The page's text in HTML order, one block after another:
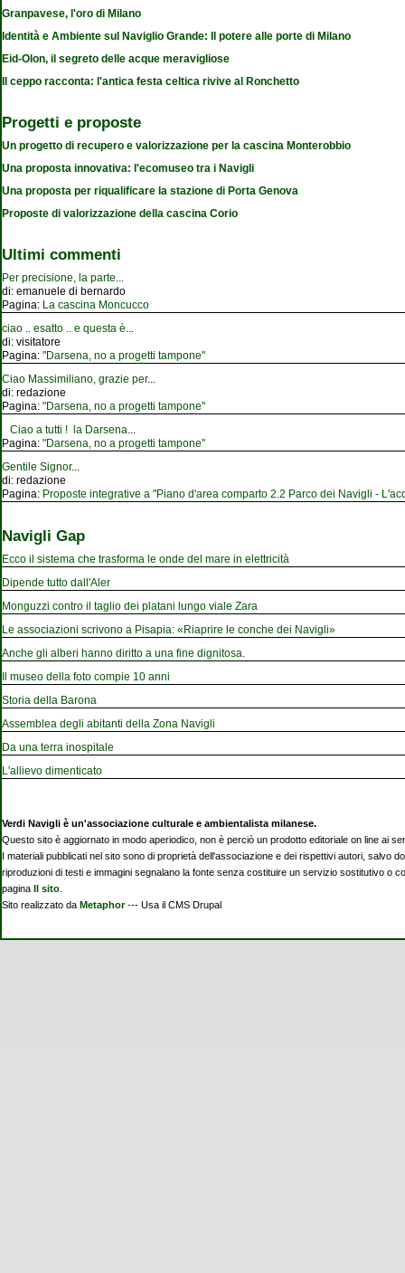
Granpavese, l'oro di Milano
Identità e Ambiente sul Naviglio Grande: Il potere alle porte di Milano
Eid-Olon, il segreto delle acque meravigliose
Il ceppo racconta: l'antica festa celtica rivive al Ronchetto
Progetti e proposte
Un progetto di recupero e valorizzazione per la cascina Monterobbio
Una proposta innovativa: l'ecomuseo tra i Navigli
Una proposta per riqualificare la stazione di Porta Genova
Proposte di valorizzazione della cascina Corio
Ultimi commenti
Per precisione, la parte...
di: emanuele di bernardo
Pagina: La cascina Moncucco
ciao .. esatto .. e questa è...
di: visitatore
Pagina: "Darsena, no a progetti tampone"
Ciao Massimiliano, grazie per...
di: redazione
Pagina: "Darsena, no a progetti tampone"
Ciao a tutti ! la Darsena...
Pagina: "Darsena, no a progetti tampone"
Gentile Signor...
di: redazione
Pagina: Proposte integrative a "Piano d'area comparto 2.2 Parco dei Navigli -
Navigli Gap
Ecco il sistema che trasforma le onde del mare in elettricità
Dipende tutto dall'Aler
Monguzzi contro il taglio dei platani lungo viale Zara
Le associazioni scrivono a Pisapia: «Riaprire le conche dei Navigli»
Anche gli alberi hanno diritto a una fine dignitosa.
Il museo della foto compie 10 anni
Storia della Barona
Assemblea degli abitanti della Zona Navigli
Da una terra inospitale
L'allievo dimenticato
Verdi Navigli è un'associazione culturale e ambientalista milanese.
Questo sito è aggiornato in modo aperiodico, non è perciò un prodotto editoriale on line ai
I materiali pubblicati nel sito sono di proprietà dell'associazione e dei rispettivi autori, salvo
riproduzioni di testi e immagini segnalano la fonte senza costituire un servizio sostitutivo o
pagina Il sito
Sito realizzato da Metaphor--- Usa il CMS Drupal